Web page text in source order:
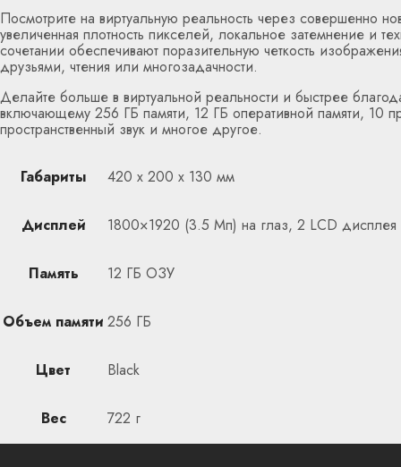
Посмотрите на виртуальную реальность через совершенно
увеличенная плотность пикселей, локальное затемнение и
сочетании обеспечивают поразительную четкость
друзьями, чтения или многозадачности.
Делайте больше в виртуальной реальности и быстрее
включающему 256 ГБ памяти, 12 ГБ оперативной памяти, 10
пространственный звук и многое другое.
Габариты 420 х 200 х 130 мм
Дисплей 1800×1920 (3.5 Мп) на глаз, 2 LCD дисплея
Память 12 ГБ ОЗУ
Объем памяти 256 ГБ
Цвет Black
Вес 722 г